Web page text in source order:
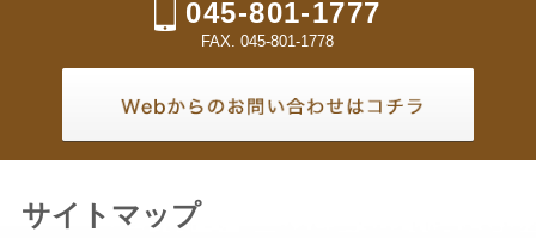
045-801-1777
FAX. 045-801-1778
サイトマップ